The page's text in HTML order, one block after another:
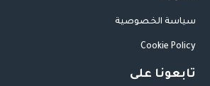
سياسة الخصوصية
Cookie Policy
تابعونا على